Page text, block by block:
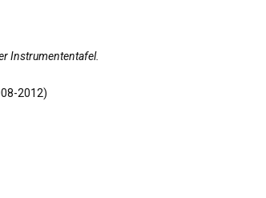
Instrumententafel.